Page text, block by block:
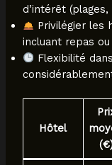
d’intérêt
Privilégier les
incluant repas
Flexibilité
Hôtel